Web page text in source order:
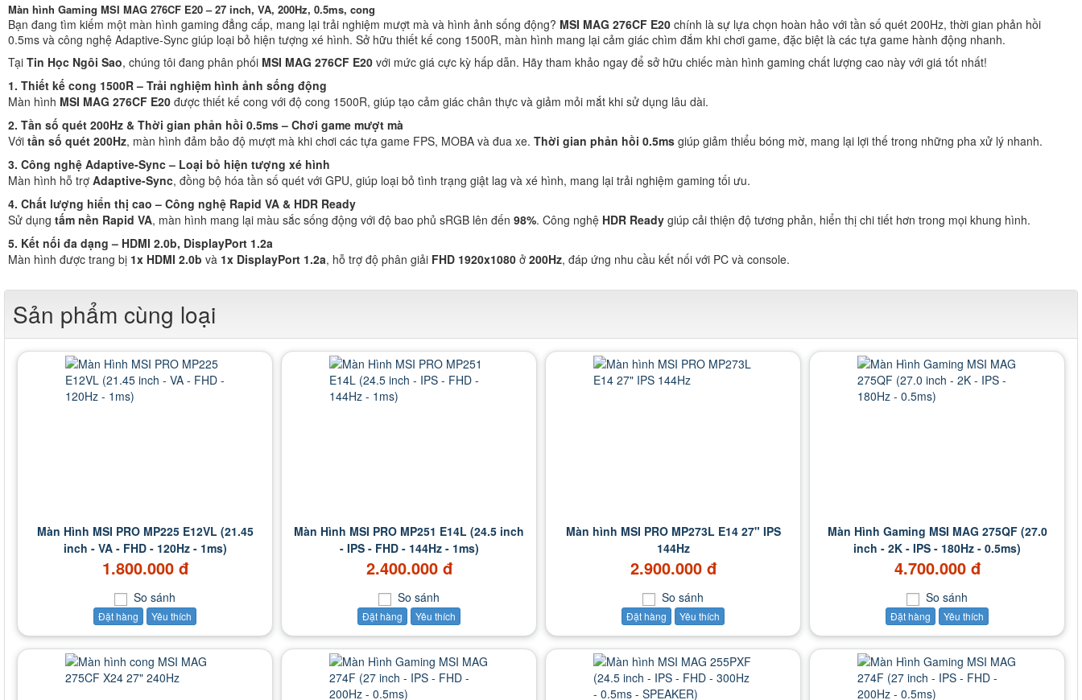
Màn hình Gaming MSI MAG 276CF E20 – 27 inch, VA, 200Hz, 0.5ms, cong
Bạn đang tìm kiếm một màn hình gaming đẳng cấp, mang lại trải nghiệm mượt mà và hình ảnh sống động? MSI MAG 276CF E20 chính là sự lựa chọn hoàn hảo với tần số quét 200Hz, thời gian phản hồi
0.5ms và công nghệ Adaptive-Sync giúp loại bỏ hiện tượng xé hình. Sở hữu thiết kế cong 1500R, màn hình mang lại cảm giác chìm đắm khi chơi game, đặc biệt là các tựa game hành động nhanh.
Tại Tin Học Ngôi Sao, chúng tôi đang phân phối MSI MAG 276CF E20 với mức giá cực kỳ hấp dẫn. Hãy tham khảo ngay để sở hữu chiếc màn hình gaming chất lượng cao này với giá tốt nhất!
1. Thiết kế cong 1500R – Trải nghiệm hình ảnh sống động
Màn hình MSI MAG 276CF E20 được thiết kế cong với độ cong 1500R, giúp tạo cảm giác chân thực và giảm mỏi mắt khi sử dụng lâu dài.
2. Tần số quét 200Hz & Thời gian phản hồi 0.5ms – Chơi game mượt mà
Với tần số quét 200Hz, màn hình đảm bảo độ mượt mà khi chơi các tựa game FPS, MOBA và đua xe. Thời gian phản hồi 0.5ms giúp giảm thiểu bóng mờ, mang lại lợi thế trong những pha xử lý nhanh.
3. Công nghệ Adaptive-Sync – Loại bỏ hiện tượng xé hình
Màn hình hỗ trợ Adaptive-Sync, đồng bộ hóa tần số quét với GPU, giúp loại bỏ tình trạng giật lag và xé hình, mang lại trải nghiệm gaming tối ưu.
4. Chất lượng hiển thị cao – Công nghệ Rapid VA & HDR Ready
Sử dụng tấm nền Rapid VA, màn hình mang lại màu sắc sống động với độ bao phủ sRGB lên đến 98%. Công nghệ HDR Ready giúp cải thiện độ tương phản, hiển thị chi tiết hơn trong mọi khung hình.
5. Kết nối đa dạng – HDMI 2.0b, DisplayPort 1.2a
Màn hình được trang bị 1x HDMI 2.0b và 1x DisplayPort 1.2a, hỗ trợ độ phân giải FHD 1920x1080 ở 200Hz, đáp ứng nhu cầu kết nối với PC và console.
Sản phẩm cùng loại
Màn Hình MSI PRO MP225 E12VL (21.45
inch - VA - FHD - 120Hz - 1ms)
1.800.000 đ
So sánh
Đặt hàng Yêu thích
Màn Hình MSI PRO MP251 E14L (24.5 inch
- IPS - FHD - 144Hz - 1ms)
2.400.000 đ
So sánh
Đặt hàng Yêu thích
Màn hình MSI PRO MP273L E14 27" IPS
144Hz
2.900.000 đ
So sánh
Đặt hàng Yêu thích
Màn Hình Gaming MSI MAG 275QF (27.0
inch - 2K - IPS - 180Hz - 0.5ms)
4.700.000 đ
So sánh
Đặt hàng Yêu thích